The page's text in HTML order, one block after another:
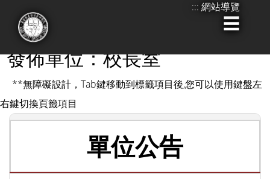
容
::: 網站導覽
發佈單位：校長室
**無障礙設計，Tab鍵移動到標籤項目後,您可以使用鍵盤左
右鍵切換頁籤項目
單位公告